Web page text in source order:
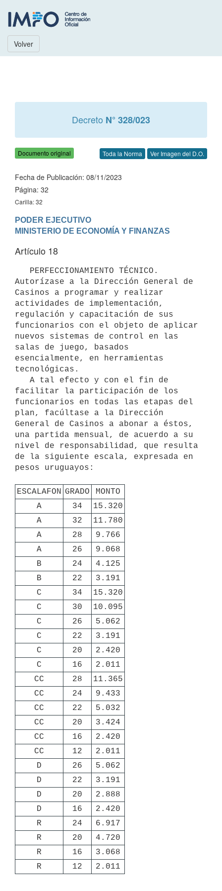
Volver
Decreto N° 328/023
Documento original Toda la Norma Ver Imagen del D.O.
Fecha de Publicación: 08/11/2023
Página: 32
Carilla: 32
PODER EJECUTIVO
Artículo 18
Autorízase a la Dirección General de
Casinos a programar y realizar
actividades de implementación,
regulación y capacitación de sus
funcionarios con el objeto de aplicar
nuevos sistemas de control en las
salas de juego, basados
esencialmente, en herramientas
tecnológicas.
facilitar la participación de los
funcionarios en todas las etapas del
plan, facúltase a la Dirección
General de Casinos a abonar a éstos,
una partida mensual, de acuerdo a su
nivel de responsabilidad, que resulta
de la siguiente escala, expresada en
pesos uruguayos:
ESCALAFON GRADO
MONTO
A
34
15.320
A
32
11.780
A
28
9.766
A
26
9.068
B
24
4.125
B
22
3.191
C
34
15.320
C
30
10.095
C
26
5.062
C
22
3.191
C
20
2.420
C
16
2.011
CC
28
11.365
CC
24
9.433
CC
22
5.032
CC
20
3.424
CC
16
2.420
CC
12
2.011
D
26
5.062
D
22
3.191
D
20
2.888
D
16
2.420
R
24
6.917
R
20
4.720
R
16
3.068
R
12 2.011